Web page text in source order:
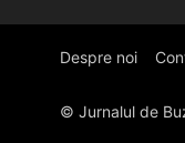
Despre noi
© Jurnalul de